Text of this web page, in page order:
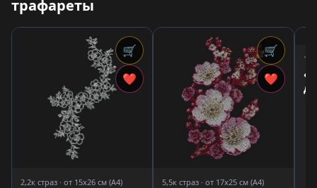
трафареты
🛒
❤
2,2к страз · от 15x26 см (A4)
🛒
❤
5,5к страз · от 17x25 см (A4)